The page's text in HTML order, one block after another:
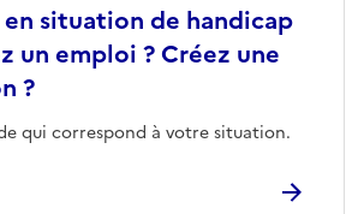
situation de handicap
un emploi ? Créez une
?
qui correspond à votre situation.